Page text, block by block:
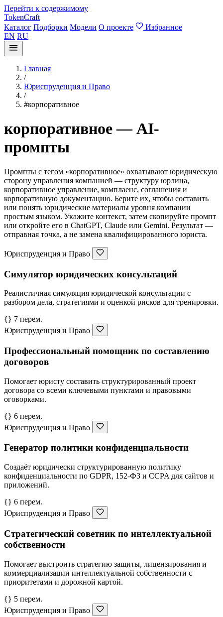
Перейти к содержимому
TokenCraft
Каталог Подборки Модели О проекте
Избранное
EN RU
Главная
/
Юриспруденция и Право
/
#корпоративное
корпоративное — AI-
промпты
Промпты с тегом «корпоративное» охватывают юридическую
сторону управления компанией — структуру юрлица,
корпоративное управление, комплаенс, соглашения и
корпоративную документацию. Берите их, чтобы составить
или понять юридические материалы уровня компании
простым языком. Укажите контекст, затем скопируйте промпт
или откройте его в ChatGPT, Claude или Gemini. Результат —
отправная точка, а не замена квалифицированного юриста.
Юриспруденция и Право
Симулятор юридических консультаций
Реалистичная симуляция юридической консультации с
разбором дела, стратегиями и оценкой рисков для тренировки.
{} 7 перем.
Юриспруденция и Право
Профессиональный помощник по составлению
договоров
Помогает юристу составить структурированный проект
договора со всеми ключевыми пунктами и правовыми
оговорками.
{} 6 перем.
Юриспруденция и Право
Генератор политики конфиденциальности
Создаёт юридически структурированную политику
конфиденциальности по GDPR, 152-ФЗ и CCPA для сайтов и
приложений.
{} 6 перем.
Юриспруденция и Право
Стратегический советник по интеллектуальной
собственности
Помогает выстроить стратегию защиты, лицензирования и
коммерциализации интеллектуальной собственности с
приоритетами и дорожной картой.
{} 5 перем.
Юриспруденция и Право